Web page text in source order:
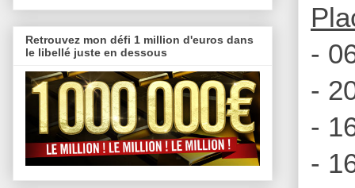
-
-
-
-
Retrouvez mon défi 1 million d'euros dans
le libellé juste en dessous